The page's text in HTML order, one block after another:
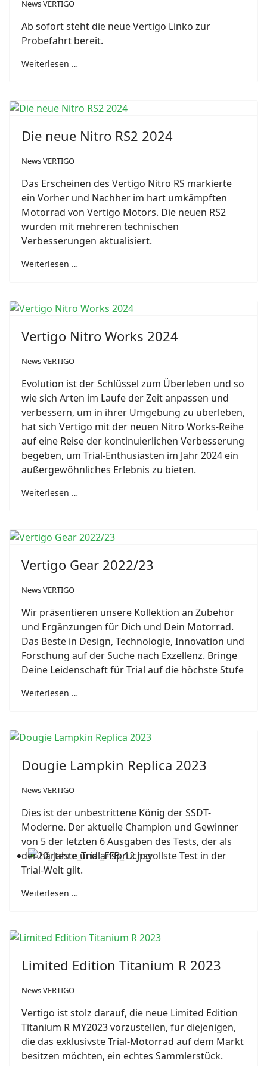
News VERTIGO
Ab sofort steht die neue Vertigo Linko zur
Probefahrt bereit.
Weiterlesen …
Die neue Nitro RS2 2024
News VERTIGO
Das Erscheinen des Vertigo Nitro RS markierte
ein Vorher und Nachher im hart umkämpften
Motorrad von Vertigo Motors. Die neuen RS2
wurden mit mehreren technischen
Verbesserungen aktualisiert.
Weiterlesen …
Vertigo Nitro Works 2024
News VERTIGO
Evolution ist der Schlüssel zum Überleben und so
wie sich Arten im Laufe der Zeit anpassen und
verbessern, um in ihrer Umgebung zu überleben,
hat sich Vertigo mit der neuen Nitro Works-Reihe
auf eine Reise der kontinuierlichen Verbesserung
begeben, um Trial-Enthusiasten im Jahr 2024 ein
außergewöhnliches Erlebnis zu bieten.
Weiterlesen …
Vertigo Gear 2022/23
News VERTIGO
Wir präsentieren unsere Kollektion an Zubehör
und Ergänzungen für Dich und Dein Motorrad.
Das Beste in Design, Technologie, Innovation und
Forschung auf der Suche nach Exzellenz. Bringe
Deine Leidenschaft für Trial auf die höchste Stufe
Weiterlesen …
Dougie Lampkin Replica 2023
News VERTIGO
Dies ist der unbestrittene König der SSDT-
Moderne. Der aktuelle Champion und Gewinner
von 5 der letzten 6 Ausgaben des Tests, der als
der härteste und anspruchsvollste Test in der
Trial-Welt gilt.
Weiterlesen …
Limited Edition Titanium R 2023
News VERTIGO
Vertigo ist stolz darauf, die neue Limited Edition
Titanium R MY2023 vorzustellen, für diejenigen,
die das exklusivste Trial-Motorrad auf dem Markt
besitzen möchten, ein echtes Sammlerstück.